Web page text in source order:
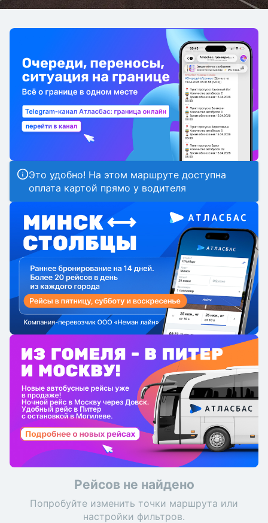
Это удобно! На этом маршруте доступна
оплата картой прямо у водителя
Рейсов не найдено
Попробуйте изменить точки маршрута или
настройки фильтров.